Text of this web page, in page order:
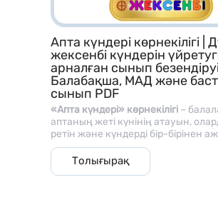
Апта күндері көрнекілігі |
жексенбі күндерін
арналған сынып безендіруі |
Балабақша, МАД және
сынып PDF
«Апта күндері» көрнекілігі –
аптаның жеті күнінің атауын,
ретін және күндерді бір-бірінен
үйретуге арналған түрлі-түсті
материал. Жинақта
сәрсенбі, бейсенбі, жұма, сенбі
Апта күндері.pdf
Толығырақ